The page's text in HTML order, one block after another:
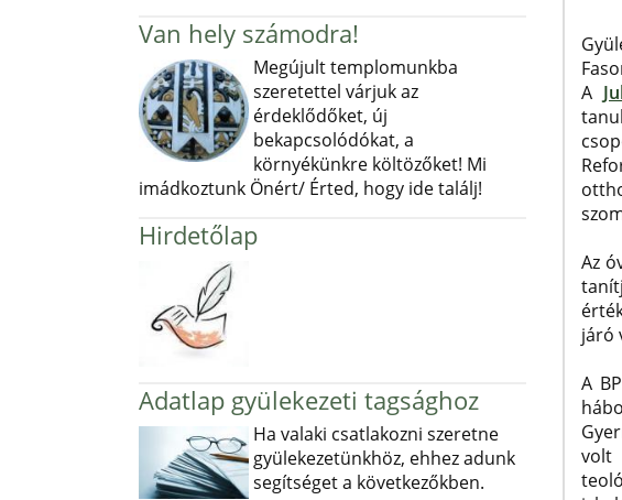
Van hely számodra!
Megújult templomunkba
szeretettel várjuk az
érdeklődőket, új
bekapcsolódókat, a
környékünkre költözőket! Mi
imádkoztunk Önért/ Érted, hogy ide találj!
Hirdetőlap
Adatlap gyülekezeti tagsághoz
Ha valaki csatlakozni szeretne
gyülekezetünkhöz, ehhez adunk
segítséget a következőkben.
A
Az
járó
A
volt